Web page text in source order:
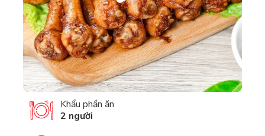
Khẩu phần ăn
2 người